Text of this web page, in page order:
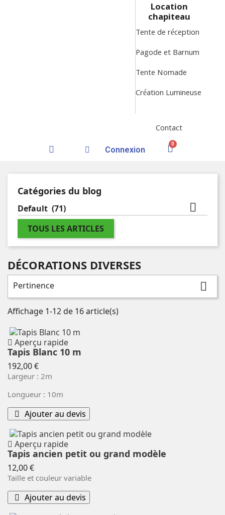
Location
chapiteau
Tente de réception
Pagode et Barnum
Tente Nomade
Création Lumineuse
Contact
Connexion
Catégories du blog
Default (71) 
TOUS LES ARTICLES
DÉCORATIONS DIVERSES
Pertinence 
Affichage 1-12 de 16 article(s)
Aperçu rapide
Tapis Blanc 10 m
Prix
192,00 €
Largeur : 2m
Longueur : 10m
Ajouter au devis
Aperçu rapide
Tapis ancien petit ou grand modèle
Prix
12,00 €
Taille et couleur variable
Ajouter au devis